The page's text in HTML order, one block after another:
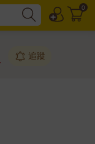
0
追蹤